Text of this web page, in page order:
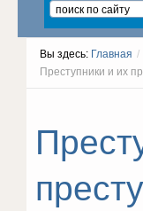
Вы здесь: Главная /
Преступники и их